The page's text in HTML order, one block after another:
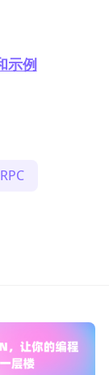
示例
RPC